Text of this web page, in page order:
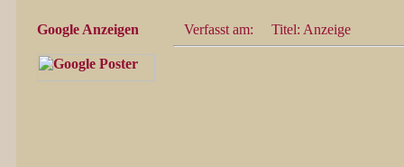
Google Anzeigen Verfasst am: Titel: Anzeige